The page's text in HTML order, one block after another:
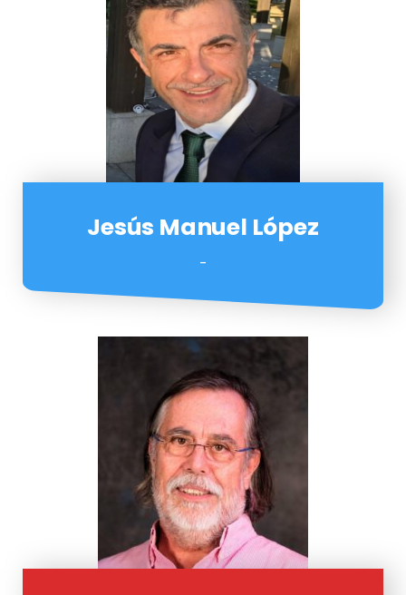
Jesús Manuel López
-